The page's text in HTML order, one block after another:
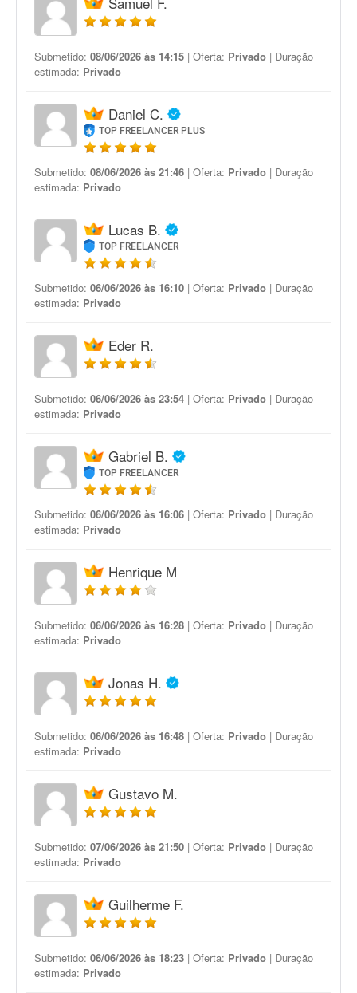
Submetido: 08/06/2026 às 14:15 | Oferta: Privado | Duração
estimada: Privado
Daniel C.
TOP FREELANCER PLUS
Submetido: 08/06/2026 às 21:46 | Oferta: Privado | Duração
estimada: Privado
Lucas B.
TOP FREELANCER
Submetido: 06/06/2026 às 16:10 | Oferta: Privado | Duração
estimada: Privado
Eder R.
Submetido: 06/06/2026 às 23:54 | Oferta: Privado | Duração
estimada: Privado
Gabriel B.
TOP FREELANCER
Submetido: 06/06/2026 às 16:06 | Oferta: Privado | Duração
estimada: Privado
Henrique M
Submetido: 06/06/2026 às 16:28 | Oferta: Privado | Duração
estimada: Privado
Jonas H.
Submetido: 06/06/2026 às 16:48 | Oferta: Privado | Duração
estimada: Privado
Gustavo M.
Submetido: 07/06/2026 às 21:50 | Oferta: Privado | Duração
estimada: Privado
Guilherme F.
Submetido: 06/06/2026 às 18:23 | Oferta: Privado | Duração
estimada: Privado